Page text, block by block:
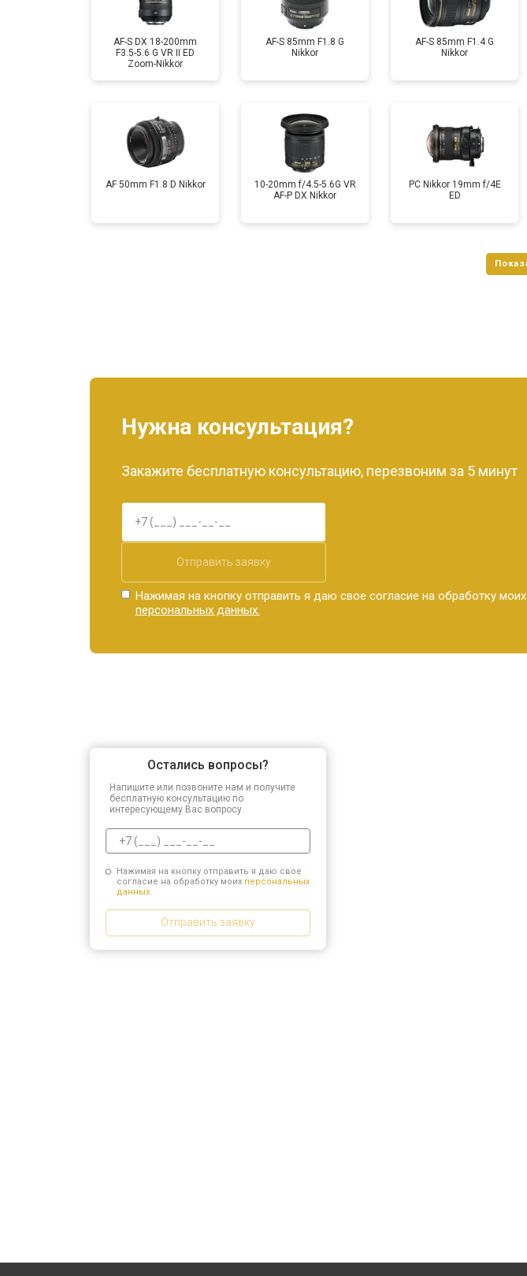
AF-S DX 18-200mm
F3.5-5.6 G VR II ED
Zoom-Nikkor
AF-S 85mm F1.8 G
Nikkor
AF-S 85mm F1.4 G
Nikkor
AF 50mm F1.8 D Nikkor
10-20mm f/4.5-5.6G VR
AF-P DX Nikkor
PC Nikkor 19mm f/4E
ED
Нужна консультация?
Закажите бесплатную консультацию, перезвоним за 5 минут
Отправить заявку
Нажимая на кнопку отправить я даю свое согласие на обработку моих
персональных данных.
Остались вопросы?
Напишите или позвоните нам и получите
бесплатную консультацию по
интересующему Вас вопросу.
Нажимая на кнопку отправить я даю свое
согласие на обработку моих персональных
данных.
Отправить заявку